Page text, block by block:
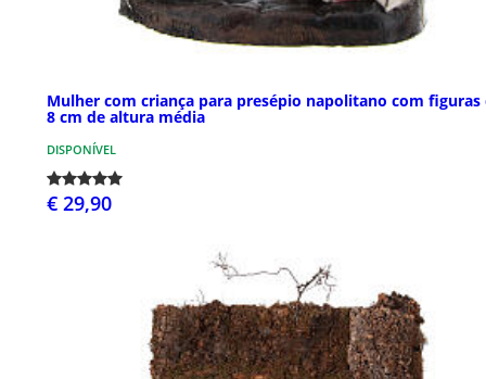
Mulher com criança para presépio napolitano com figuras
8 cm de altura média
DISPONÍVEL
€ 29,90